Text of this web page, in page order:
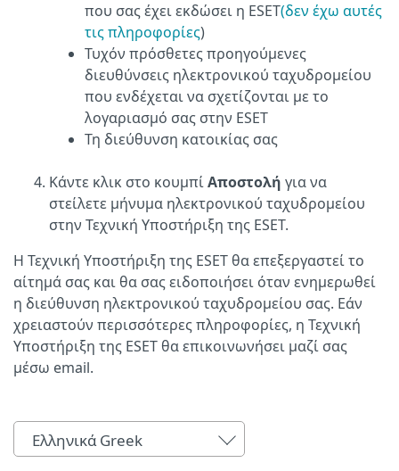
που σας έχει εκδώσει η ESET(δεν έχω αυτές
τις πληροφορίες)
Τυχόν πρόσθετες προηγούμενες
διευθύνσεις ηλεκτρονικού ταχυδρομείου
που ενδέχεται να σχετίζονται με το
λογαριασμό σας στην ESET
Τη διεύθυνση κατοικίας σας
Κάντε κλικ στο κουμπίΑποστολή για να
στείλετε μήνυμα ηλεκτρονικού ταχυδρομείου
στην Τεχνική Υποστήριξη της ESET.
Η Τεχνική Υποστήριξη της ESET θα επεξεργαστεί το
αίτημά σας και θα σας ειδοποιήσει όταν ενημερωθεί
η διεύθυνση ηλεκτρονικού ταχυδρομείου σας. Εάν
χρειαστούν περισσότερες πληροφορίες, η Τεχνική
Υποστήριξη της ESET θα επικοινωνήσει μαζί σας
μέσω email.
Ελληνικά Greek